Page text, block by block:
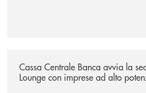
negoziazione esclusiva per la
Cassa Centrale Banca avvia la
Lounge con imprese ad alto